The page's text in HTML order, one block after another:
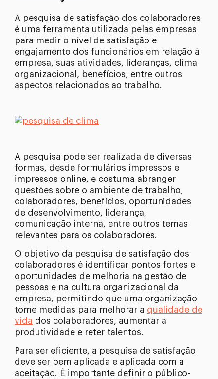
A pesquisa de satisfação dos colaboradores
é uma ferramenta utilizada pelas empresas
para medir o nível de satisfação e
engajamento dos funcionários em relação à
empresa, suas atividades, lideranças, clima
organizacional, benefícios, entre outros
aspectos relacionados ao trabalho.
A pesquisa pode ser realizada de diversas
formas, desde formulários impressos e
impressos online, e costuma abranger
questões sobre o ambiente de trabalho,
colaboradores, benefícios, oportunidades
de desenvolvimento, liderança,
comunicação interna, entre outros temas
relevantes para os colaboradores.
O objetivo da pesquisa de satisfação dos
colaboradores é identificar pontos fortes e
oportunidades de melhoria na gestão de
pessoas e na cultura organizacional da
empresa, permitindo que uma organização
tome medidas para melhorar a qualidade de
vida dos colaboradores, aumentar a
produtividade e reter talentos.
Para ser eficiente, a pesquisa de satisfação
deve ser bem aplicada e aplicada com a
aceitação. É importante definir o público-